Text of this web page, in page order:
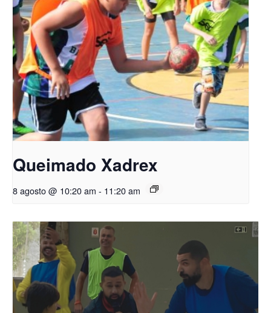
Queimado Xadrex
8 agosto @ 10:20 am - 11:20 am